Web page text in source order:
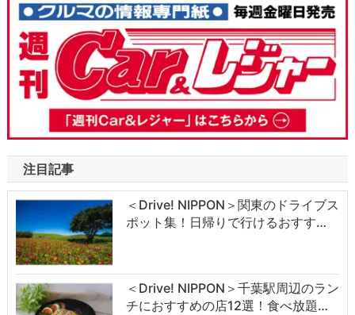
注目記事
＜Drive! NIPPON＞関東のドライブス
ポット集！日帰りで行けるおすす…
＜Drive! NIPPON＞千葉駅周辺のラン
チにおすすめの店12選！食べ放題…